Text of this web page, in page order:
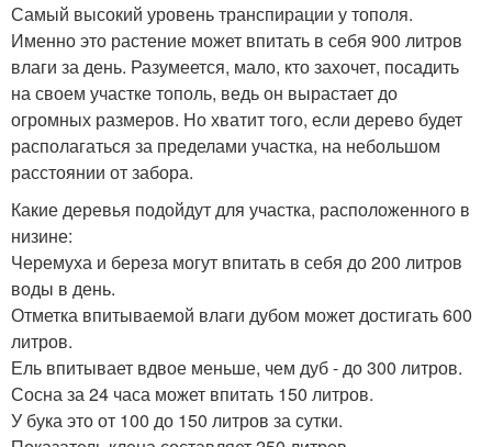
Самый высокий уровень транспирации у тополя.
Именно это растение может впитать в себя 900 литров
влаги за день. Разумеется, мало, кто захочет, посадить
на своем участке тополь, ведь он вырастает до
огромных размеров. Но хватит того, если дерево будет
располагаться за пределами участка, на небольшом
расстоянии от забора.
Какие деревья подойдут для участка, расположенного в
низине:
Черемуха и береза могут впитать в себя до 200 литров
воды в день.
Отметка впитываемой влаги дубом может достигать 600
литров.
Ель впитывает вдвое меньше, чем дуб - до 300 литров.
Сосна за 24 часа может впитать 150 литров.
У бука это от 100 до 150 литров за сутки.